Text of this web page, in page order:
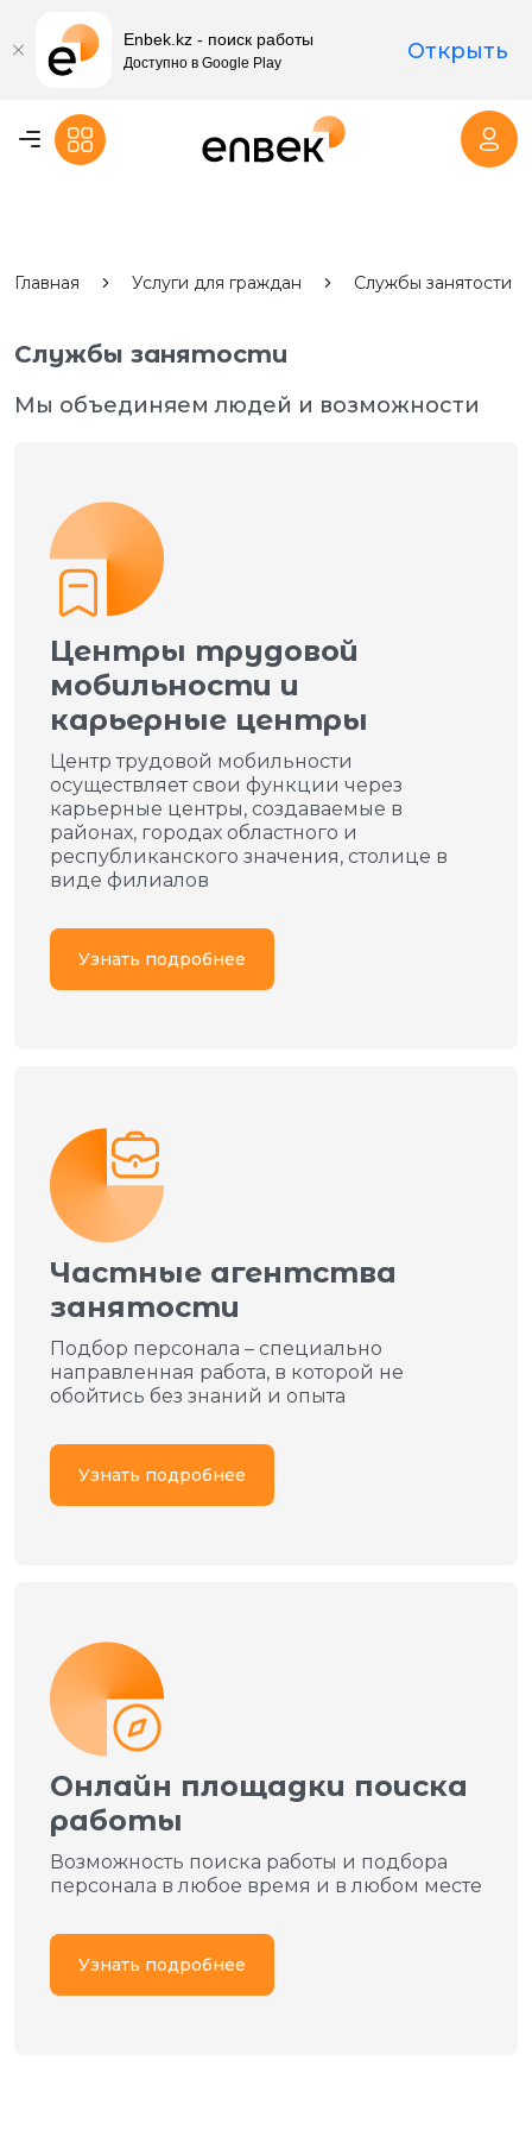
Главная Услуги для граждан Службы занятости
Службы занятости
Мы объединяем людей и возможности
Центры трудовой
мобильности и
карьерные центры
Центр трудовой мобильности
осуществляет свои функции через
карьерные центры, создаваемые в
районах, городах областного и
республиканского значения, столице в
виде филиалов
Узнать подробнее
Частные агентства
занятости
Подбор персонала – специально
направленная работа, в которой не
обойтись без знаний и опыта
Узнать подробнее
Онлайн площадки поиска
работы
Возможность поиска работы и подбора
персонала в любое время и в любом месте
Узнать подробнее
Enbek.kz - поиск работы
Доступно в Google Play Открыть